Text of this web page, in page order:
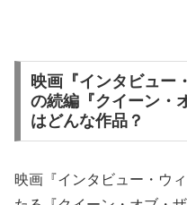
映画『インタビュー
の続編『クイーン・
はどんな作品？
映画『インタビュー・ウ